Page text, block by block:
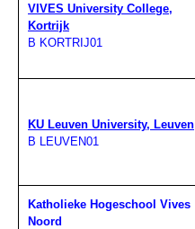
VIVES University College,
Kortrijk
B KORTRIJ01
KU Leuven University, Leuven
B LEUVEN01
Katholieke Hogeschool Vives
Noord